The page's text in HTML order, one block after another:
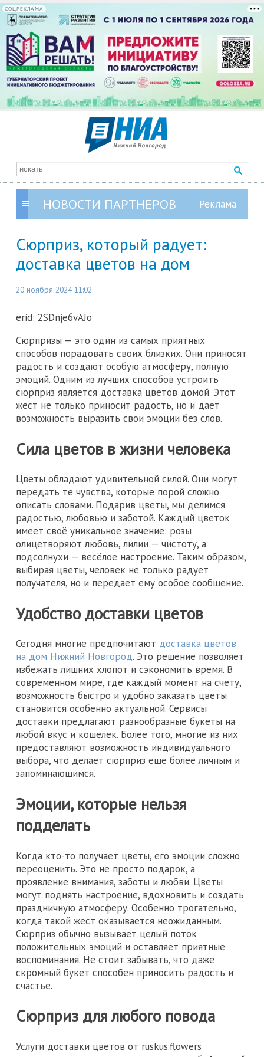
СОЦРЕКЛАМА
НОВОСТИ ПАРТНЕРОВ
Сюрприз, который радует:
доставка цветов на дом
20 ноября 2024 11:02
erid: 2SDnje6vAJo
Сюрпризы — это один из самых приятных
способов порадовать своих близких. Они приносят
радость и создают особую атмосферу, полную
эмоций. Одним из лучших способов устроить
сюрприз является доставка цветов домой. Этот
жест не только приносит радость, но и дает
возможность выразить свои эмоции без слов.
Сила цветов в жизни человека
Цветы обладают удивительной силой. Они могут
передать те чувства, которые порой сложно
описать словами. Подарив цветы, мы делимся
радостью, любовью и заботой. Каждый цветок
имеет своё уникальное значение: розы
олицетворяют любовь, лилии — чистоту, а
подсолнухи — весёлое настроение. Таким образом,
выбирая цветы, человек не только радует
получателя, но и передает ему особое сообщение.
Удобство доставки цветов
Сегодня многие предпочитают доставка цветов
на дом Нижний Новгород. Это решение позволяет
избежать лишних хлопот и сэкономить время. В
современном мире, где каждый момент на счету,
возможность быстро и удобно заказать цветы
становится особенно актуальной. Сервисы
доставки предлагают разнообразные букеты на
любой вкус и кошелек. Более того, многие из них
предоставляют возможность индивидуального
выбора, что делает сюрприз еще более личным и
запоминающимся.
Эмоции, которые нельзя
подделать
Когда кто-то получает цветы, его эмоции сложно
переоценить. Это не просто подарок, а
проявление внимания, заботы и любви. Цветы
могут поднять настроение, вдохновить и создать
праздничную атмосферу. Особенно трогательно,
когда такой жест оказывается неожиданным.
Сюрприз обычно вызывает целый поток
положительных эмоций и оставляет приятные
воспоминания. Не стоит забывать, что даже
скромный букет способен приносить радость и
счастье.
Сюрприз для любого повода
Услуги доставки цветов от ruskus.flowers